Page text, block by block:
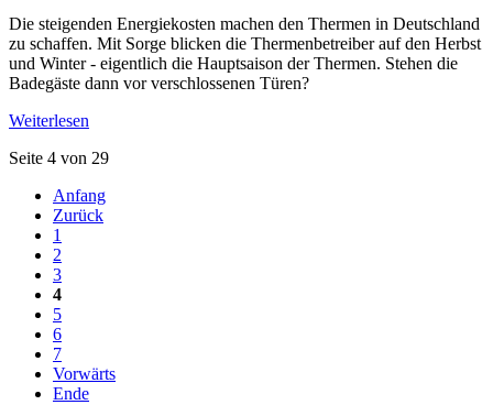
Die steigenden Energiekosten machen den Thermen in Deutschland
zu schaffen. Mit Sorge blicken die Thermenbetreiber auf den Herbst
und Winter - eigentlich die Hauptsaison der Thermen. Stehen die
Badegäste dann vor verschlossenen Türen?
Weiterlesen
Seite 4 von 29
Anfang
Zurück
1
2
3
4
5
6
7
Vorwärts
Ende